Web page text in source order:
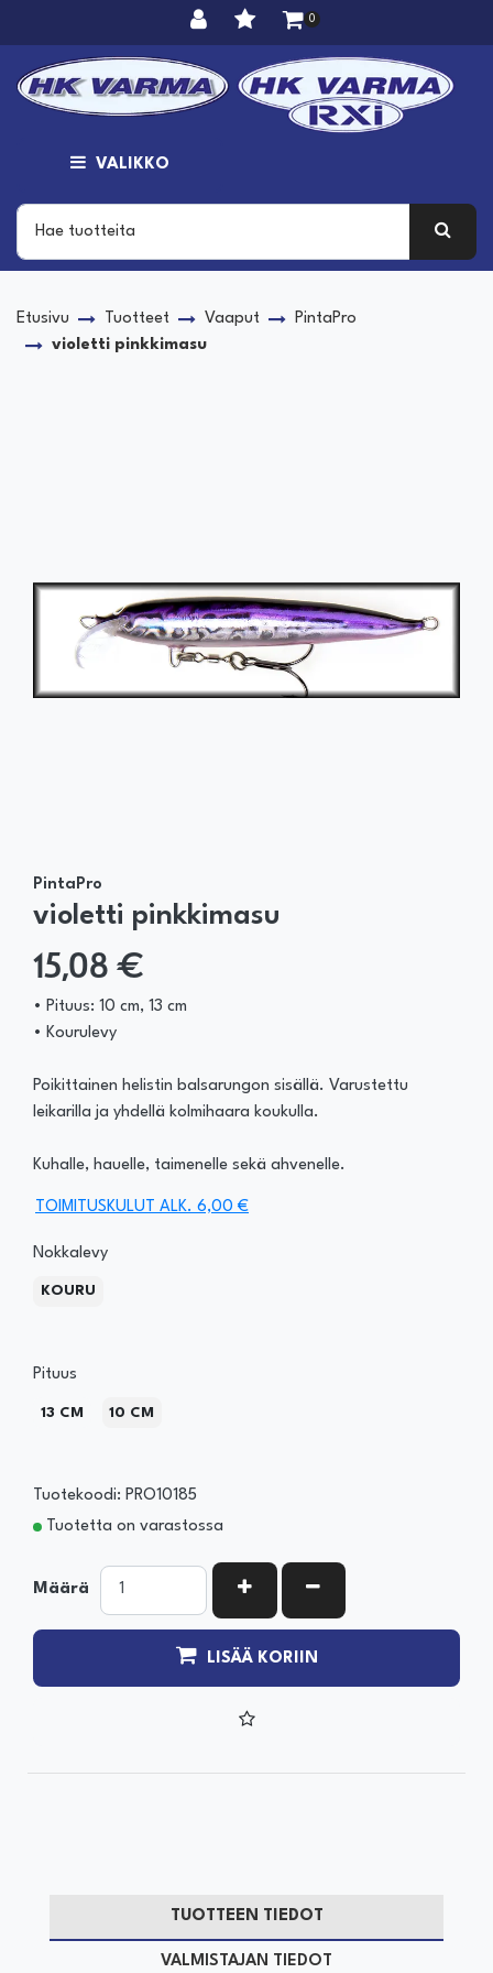
0
VALIKKO
Etusivu Tuotteet Vaaput
PintaPro
violetti pinkkimasu
PintaPro
violetti pinkkimasu
15,08 €
• Pituus: 10 cm, 13 cm
• Kourulevy
Poikittainen helistin balsarungon sisällä. Varustettu
leikarilla ja yhdellä kolmihaara koukulla.
Kuhalle, hauelle, taimenelle sekä ahvenelle.
TOIMITUSKULUT ALK. 6,00 €
Nokkalevy
KOURU
Pituus
13 CM 10 CM
Tuotekoodi: PRO10185
Tuotetta on varastossa
Määrä KASVATA MÄÄRÄÄ
VÄHENNÄ MÄÄRÄÄ
LISÄÄ KORIIN
TUOTTEEN TIEDOT
VALMISTAJAN TIEDOT